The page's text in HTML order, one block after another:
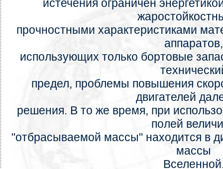
истечения ограничен
прочностными характеристиками
аппаратов,
использующих только бортовые
предел, проблемы повышения
двигателей
решения. В то же время, при
полей
"отбрасываемой массы" находится в
массы